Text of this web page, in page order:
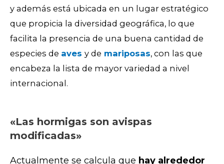
y además está ubicada en un lugar estratégico
que propicia la diversidad geográfica, lo que
facilita la presencia de una buena cantidad de
especies de aves y de mariposas, con las que
encabeza la lista de mayor variedad a nivel
internacional.
«Las hormigas son avispas
modificadas»
Actualmente se calcula que hay alrededor